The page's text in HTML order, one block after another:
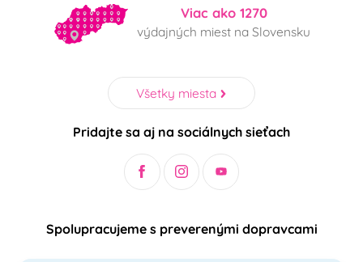
Viac ako 1270
výdajných miest na Slovensku
Všetky miesta
Pridajte sa aj na sociálnych sieťach
Spolupracujeme s preverenými dopravcami